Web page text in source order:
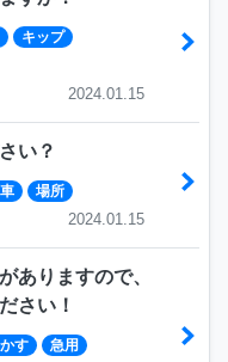
キップ
2024.01.15
い？
場所
2024.01.15
ありますので、
さい！
す 急用